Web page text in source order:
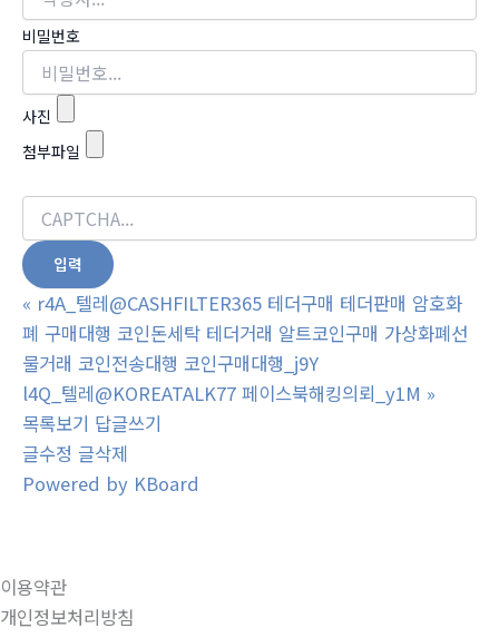
비밀번호
사진
첨부파일
« r4A_텔레@CASHFILTER365 테더구매 테더판매 암호화
폐 구매대행 코인돈세탁 테더거래 알트코인구매 가상화폐선
물거래 코인전송대행 코인구매대행_j9Y
l4Q_텔레@KOREATALK77 페이스북해킹의뢰_y1M »
목록보기 답글쓰기
글수정 글삭제
Powered by KBoard
이용약관
개인정보처리방침